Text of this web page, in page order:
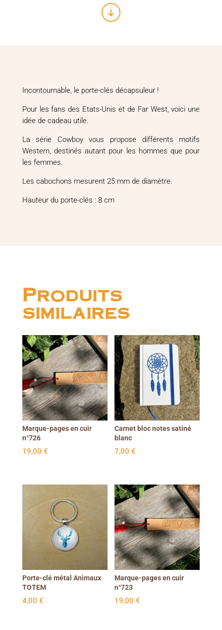
Incontournable, le porte-clés décapsuleur !
Pour les fans des Etats-Unis et de Far West, voici une
idée de cadeau utile.
La série Cowboy vous propose différents motifs
Western, destinés autant pour les hommes que pour
les femmes.
Les cabochons mesurent 25 mm de diamètre.
Hauteur du porte-clés : 8 cm
Produits
similaires
Marque-pages en cuir
n°726
19,00 €
Carnet bloc notes satiné
blanc
7,00€
Porte-clé métal Animaux
TOTEM
4,00 €
Marque-pages en cuir
n°723
19,00€